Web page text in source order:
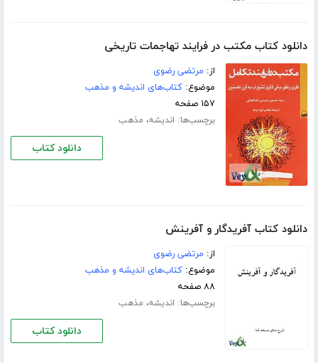
دانلود کتاب مکتب در فرایند تهاجمات تاریخی
از: مرتضی رضوی
موضوع:کتاب‌های اندیشه و مذهب
۱۵۷ صفحه
برچسب‌ها: اندیشه، مذهب
دانلود کتاب
دانلود کتاب آفریدگار و آفرینش
از: مرتضی رضوی
موضوع:کتاب‌های اندیشه و مذهب
۸۸ صفحه
برچسب‌ها: اندیشه، مذهب
دانلود کتاب